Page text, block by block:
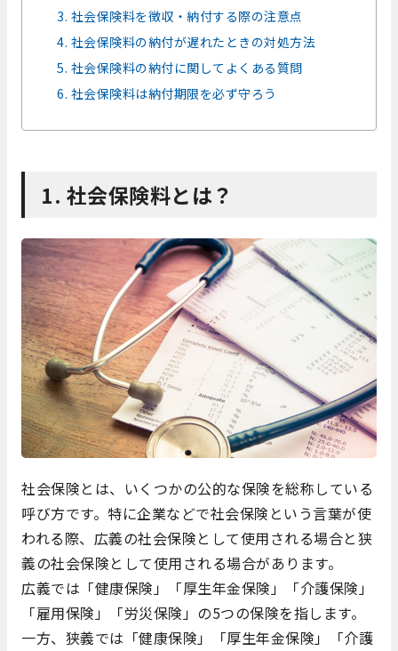
3. 社会保険料を徴収・納付する際の注意点
4. 社会保険料の納付が遅れたときの対処方法
5. 社会保険料の納付に関してよくある質問
6. 社会保険料は納付期限を必ず守ろう
1. 社会保険料とは？
社会保険とは、いくつかの公的な保険を総称している
呼び方です。特に企業などで社会保険という言葉が使
われる際、広義の社会保険として使用される場合と狭
義の社会保険として使用される場合があります。
広義では「健康保険」「厚生年金保険」「介護保険」
「雇用保険」「労災保険」の5つの保険を指します。
一方、狭義では「健康保険」「厚生年金保険」「介護